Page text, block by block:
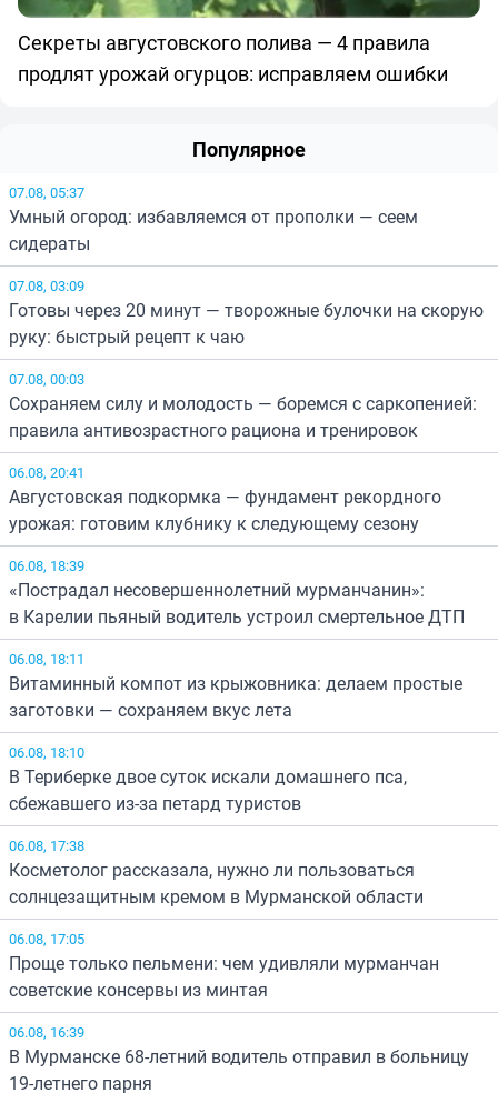
Секреты августовского полива — 4 правила
продлят урожай огурцов: исправляем ошибки
Популярное
07.08, 05:37
Умный огород: избавляемся от прополки — сеем
сидераты
07.08, 03:09
Готовы через 20 минут — творожные булочки на скорую
руку: быстрый рецепт к чаю
07.08, 00:03
Сохраняем силу и молодость — боремся с саркопенией:
правила антивозрастного рациона и тренировок
06.08, 20:41
Августовская подкормка — фундамент рекордного
урожая: готовим клубнику к следующему сезону
06.08, 18:39
«Пострадал несовершеннолетний мурманчанин»:
в Карелии пьяный водитель устроил смертельное ДТП
06.08, 18:11
Витаминный компот из крыжовника: делаем простые
заготовки — сохраняем вкус лета
06.08, 18:10
В Териберке двое суток искали домашнего пса,
сбежавшего из-за петард туристов
06.08, 17:38
Косметолог рассказала, нужно ли пользоваться
солнцезащитным кремом в Мурманской области
06.08, 17:05
Проще только пельмени: чем удивляли мурманчан
советские консервы из минтая
06.08, 16:39
В Мурманске 68-летний водитель отправил в больницу
19-летнего парня